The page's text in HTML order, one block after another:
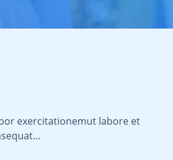
exercitationemut labore et